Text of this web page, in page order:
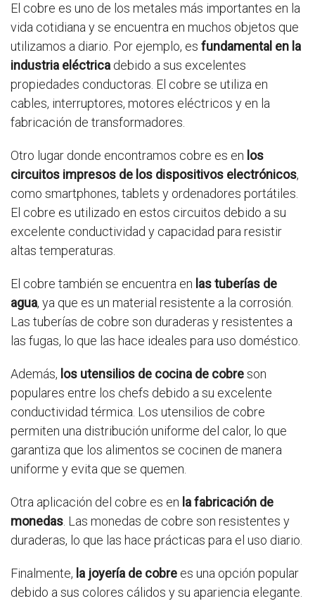
El cobre es uno de los metales más importantes en la
vida cotidiana y se encuentra en muchos objetos que
utilizamos a diario. Por ejemplo, es fundamental en la
industria eléctrica debido a sus excelentes
propiedades conductoras. El cobre se utiliza en
cables, interruptores, motores eléctricos y en la
fabricación de transformadores.
Otro lugar donde encontramos cobre es en los
circuitos impresos de los dispositivos electrónicos,
como smartphones, tablets y ordenadores portátiles.
El cobre es utilizado en estos circuitos debido a su
excelente conductividad y capacidad para resistir
altas temperaturas.
El cobre también se encuentra en las tuberías de
agua, ya que es un material resistente a la corrosión.
Las tuberías de cobre son duraderas y resistentes a
las fugas, lo que las hace ideales para uso doméstico.
Además, los utensilios de cocina de cobreson
populares entre los chefs debido a su excelente
conductividad térmica. Los utensilios de cobre
permiten una distribución uniforme del calor, lo que
garantiza que los alimentos se cocinen de manera
uniforme y evita que se quemen.
Otra aplicación del cobre es en la fabricación de
monedas. Las monedas de cobre son resistentes y
duraderas, lo que las hace prácticas para el uso diario.
Finalmente, la joyería de cobre es una opción popular
debido a sus colores cálidos y su apariencia elegante.